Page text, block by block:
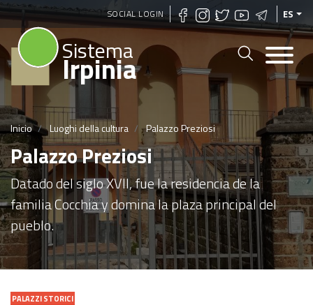
Pasar
al
contenido
principal
SOCIAL LOGIN ES
Sistema
Irpinia
Inicio Luoghi della cultura Palazzo Preziosi
Palazzo Preziosi
Datado del siglo XVII, fue la residencia de la
familia Cocchia y domina la plaza principal del
pueblo.
PALAZZI STORICI